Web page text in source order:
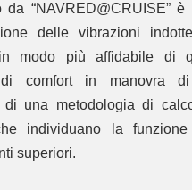
da “NAVRED@CRUISE”
delle vibrazioni
modo più affidabile di
comfort in manovra
di una metodologia di
individuano la
superiori.